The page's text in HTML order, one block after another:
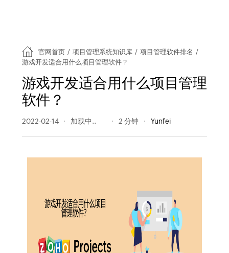
官网首页 / 项目管理系统知识库 / 项目管理软件排名 /
游戏开发适合用什么项目管理软件？
游戏开发适合用什么项目管理
软件？
2022-02-14 839 阅读量 2 分钟 Yunfei